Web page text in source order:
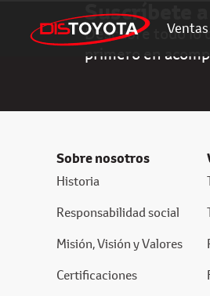
Suscríbete
Descubre todo lo
primero en
Sobre nosotros
Historia
Responsabilidad social
Misión, Visión y Valores
Certificaciones